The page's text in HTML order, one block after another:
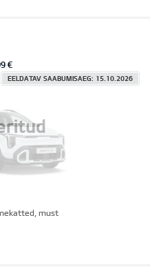
€
EELDATAV SAABUMISAEG: 15.10.2026
must